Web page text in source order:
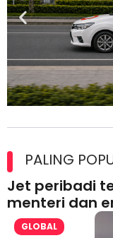
lesen separuh
PALING
Jet peribadi
menteri dan
GLOBAL